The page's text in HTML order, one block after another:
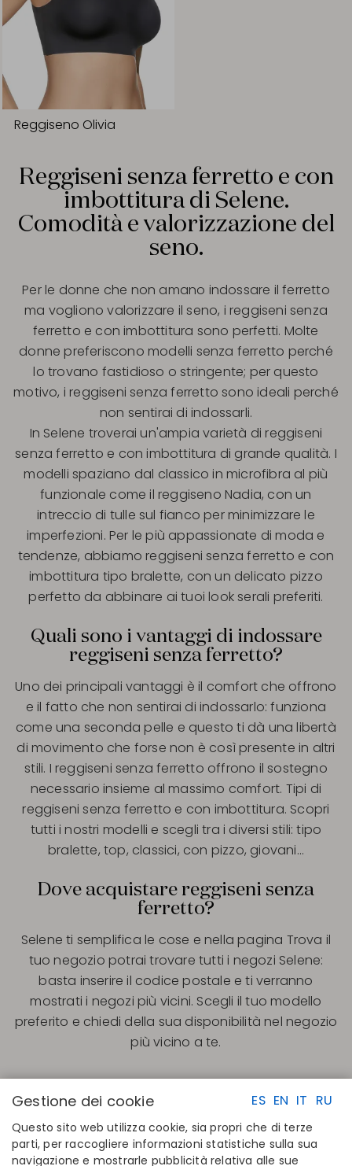
Reggiseno Olivia
Reggiseni senza ferretto e con
imbottitura di Selene.
Comodità e valorizzazione del
seno.
Per le donne che non amano indossare il ferretto
ma vogliono valorizzare il seno, i reggiseni senza
ferretto e con imbottitura sono perfetti. Molte
donne preferiscono modelli senza ferretto perché
lo trovano fastidioso o stringente; per questo
motivo, i reggiseni senza ferretto sono ideali perché
non sentirai di indossarli.
In Selene troverai un'ampia varietà di reggiseni
senza ferretto e con imbottitura di grande qualità. I
modelli spaziano dal classico in microfibra al più
funzionale come il reggiseno Nadia, con un
intreccio di tulle sul fianco per minimizzare le
imperfezioni. Per le più appassionate di moda e
tendenze, abbiamo reggiseni senza ferretto e con
imbottitura tipo bralette, con un delicato pizzo
perfetto da abbinare ai tuoi look serali preferiti.
Quali sono i vantaggi di indossare
reggiseni senza ferretto?
Uno dei principali vantaggi è il comfort che offrono
e il fatto che non sentirai di indossarlo: funziona
come una seconda pelle e questo ti dà una libertà
di movimento che forse non è così presente in altri
stili. I reggiseni senza ferretto offrono il sostegno
necessario insieme al massimo comfort. Tipi di
reggiseni senza ferretto e con imbottitura. Scopri
tutti i nostri modelli e scegli tra i diversi stili: tipo
bralette, top, classici, con pizzo, giovani…
Dove acquistare reggiseni senza
ferretto?
Selene ti semplifica le cose e nella pagina Trova il
tuo negozio potrai trovare tutti i negozi Selene:
basta inserire il codice postale e ti verranno
mostrati i negozi più vicini. Scegli il tuo modello
preferito e chiedi della sua disponibilità nel negozio
più vicino a te.
ES EN IT RU
Gestione dei cookie
Questo sito web utilizza cookie, sia propri che di terze
parti, per raccogliere informazioni statistiche sulla sua
navigazione e mostrarle pubblicità relativa alle sue